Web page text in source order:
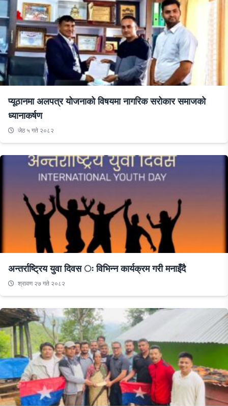
प्यूठानमा अलपत्र योजनाको विषयमा नागरिक सरोकार समाजको
ध्यानाकर्षण
जेठ ५ गते २०८२
अन्तर्राष्ट्रिय युवा दिवस ः विभिन्न कार्यक्रम गरी मनाइँदै
श्रावण २७ गते २०८२